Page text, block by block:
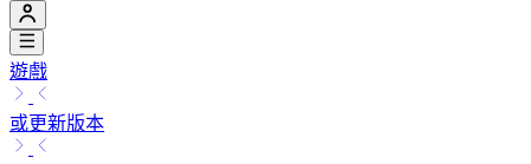
遊戲
或更新版本